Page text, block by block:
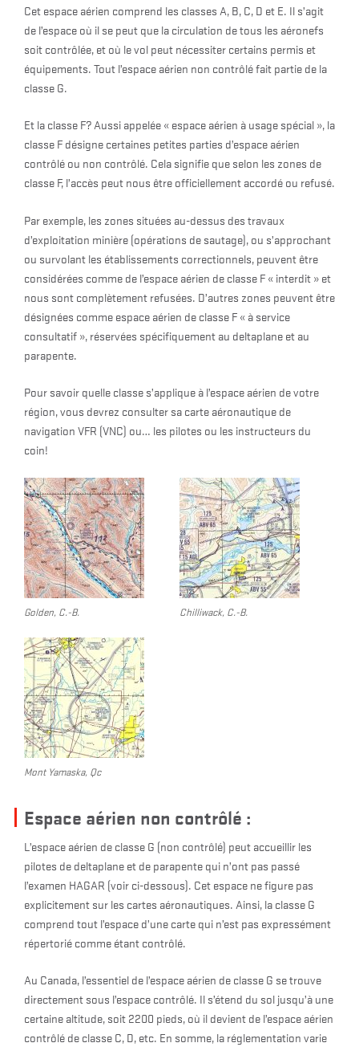
Cet espace aérien comprend les classes A, B, C, D et E. Il s’agit
de l’espace où il se peut que la circulation de tous les aéronefs
soit contrôlée, et où le vol peut nécessiter certains permis et
équipements. Tout l’espace aérien non contrôlé fait partie de la
classe G.
Et la classe F? Aussi appelée « espace aérien à usage spécial », la
classe F désigne certaines petites parties d’espace aérien
contrôlé ou non contrôlé. Cela signifie que selon les zones de
classe F, l’accès peut nous être officiellement accordé ou refusé.
Par exemple, les zones situées au-dessus des travaux
d’exploitation minière (opérations de sautage), ou s’approchant
ou survolant les établissements correctionnels, peuvent être
considérées comme de l’espace aérien de classe F « interdit » et
nous sont complètement refusées. D’autres zones peuvent être
désignées comme espace aérien de classe F « à service
consultatif », réservées spécifiquement au deltaplane et au
parapente.
Pour savoir quelle classe s’applique à l’espace aérien de votre
région, vous devrez consulter sa carte aéronautique de
navigation VFR (VNC) ou… les pilotes ou les instructeurs du
coin!
Golden, C.-B. Chilliwack, C.-B.
Mont Yamaska, Qc
Espace aérien non contrôlé :
L’espace aérien de classe G (non contrôlé) peut accueillir les
pilotes de deltaplane et de parapente qui n’ont pas passé
l’examen HAGAR (voir ci-dessous). Cet espace ne figure pas
explicitement sur les cartes aéronautiques. Ainsi, la classe G
comprend tout l’espace d’une carte qui n’est pas expressément
répertorié comme étant contrôlé.
Au Canada, l’essentiel de l’espace aérien de classe G se trouve
directement sous l’espace contrôlé. Il s’étend du sol jusqu’à une
certaine altitude, soit 2200 pieds, où il devient de l’espace aérien
contrôlé de classe C, D, etc. En somme, la réglementation varie